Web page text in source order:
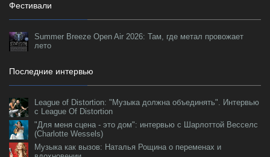
Фестивали
Summer Breeze Open Air 2026: Там, где метал провожает
лето
Последние интервью
League of Distortion: "Музыка должна объединять". Интервью
с League Of Distortion
"Для меня сцена - это дом": интервью с Шарлоттой Весселс
(Charlotte Wessels)
Музыка как вызов: Наталья Рощина о переменах и